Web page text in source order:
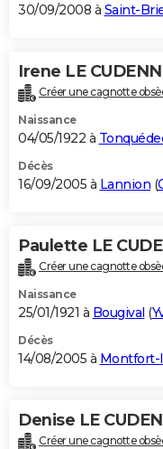
30/09/2008 à Saint-
Irene LE
Créer une cagnotte
Naissance
04/05/1922 à
Décès
16/09/2005 à Lannion (
Paulette LE
Créer une cagnotte
Naissance
25/01/1921 à Bougival (
Décès
14/08/2005 à Montfort-
Denise LE
Créer une cagnotte